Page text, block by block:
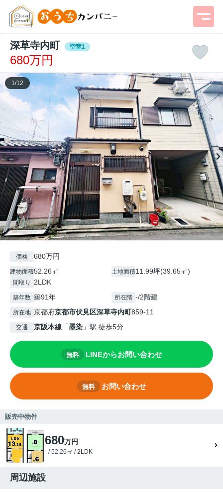
深草寺内町 空室1
680万円
1 /12
価格 680万円
建物面積52.26㎡ 土地面積11.99坪(39.65㎡)
間取り 2LDK
築年数 築91年 所在階 -/2階建
所在地 京都府京都市伏見区深草寺内町859-11
交通 京阪本線 「墨染 」駅 徒歩5分
無料 LINEからお問い合わせ
無料 お問い合わせ
販売中物件
680万円
- / 52.26㎡ / 2LDK
周辺施設